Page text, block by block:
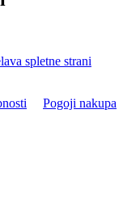
spletne strani
Pogoji nakupa